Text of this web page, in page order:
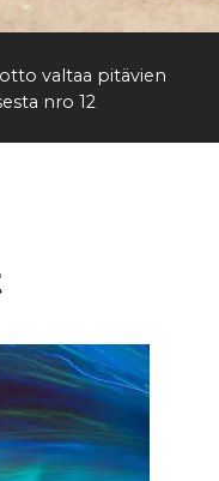
valtaa pitävien
nro 12